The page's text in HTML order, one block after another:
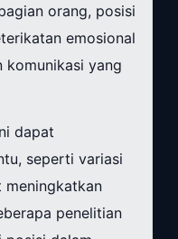
orang, posisi
emosional
komunikasi yang
dapat
seperti variasi
meningkatkan
penelitian